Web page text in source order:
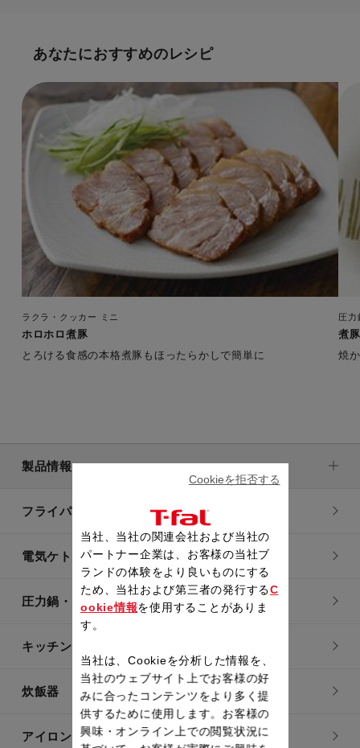
あなたにおすすめのレシピ
ラクラ・クッカー ミニ
ホロホロ煮豚
とろける食感の本格煮豚もほったらかしで簡単に
圧力
煮豚
焼
製品情報
フライパン・鍋
電気ケトル
圧力鍋・電気圧力鍋
キッチン用品
炊飯器
アイロン・衣類スチーマー
当社、当社の関連会社および当社の
パートナー企業は、お客様の当社ブ
ランドの体験をより良いものにする
ため、当社および第三者の発行するC
ookie情報を使用することがありま
す。
当社は、Cookieを分析した情報を、
当社のウェブサイト上でお客様の好
みに合ったコンテンツをより多く提
供するために使用します。お客様の
興味・オンライン上での閲覧状況に
Cookieを拒否する